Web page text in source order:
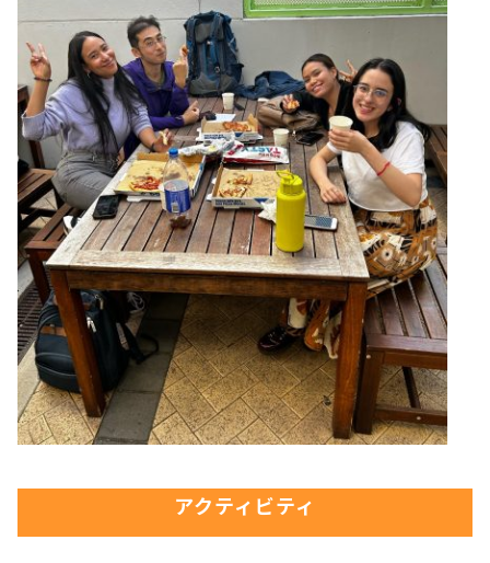
アクティビティ